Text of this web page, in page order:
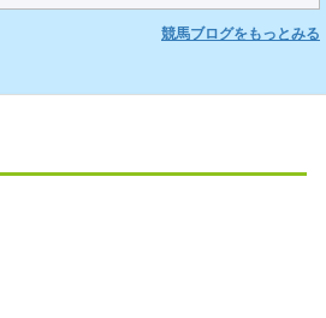
競馬ブログをもっとみる